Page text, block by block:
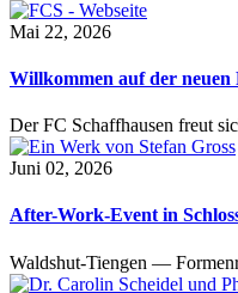
Mai 22, 2026
Willkommen auf der neuen
Der FC Schaffhausen freut
Juni 02, 2026
After-Work-Event in
Waldshut-Tiengen —